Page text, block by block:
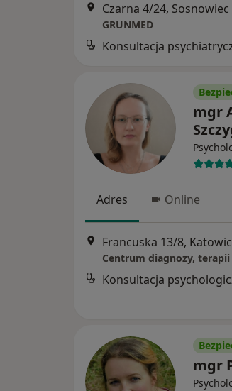
Czarna 4/24, Sosnowiec
GRUNMED
mgr
Adres Online
Francuska 13/8,
Konsultacja
mgr